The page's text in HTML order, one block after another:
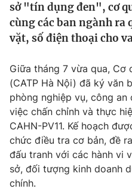
Thế giới
Tin tức
Câu chuyện quốc tế
Kinh tế
Tài chính
Thị trường
Góc doanh nghiệp
Dữ liệu và đời sống
Truyền hình
Phim VTV
Hậu trường
Nhân vật
Giải trí
Điện ảnh
Đời sống
sở "tín dụng đen", cơ
cùng các ban ngành ra
vặt, số điện thoại cho
Giữa tháng 7 vừa qua, Cơ
(CATP Hà Nội) đã ký văn
phòng nghiệp vụ, công an
việc chấn chỉnh và thực
CAHN-PV11. Kế hoạch
chức điều tra cơ bản, đề
đấu tranh với các hành vi
sở, đối tượng kinh doanh
chính.